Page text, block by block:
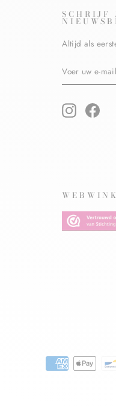
SCHRIJF
Altijd als
UW
E-
IN Instagram